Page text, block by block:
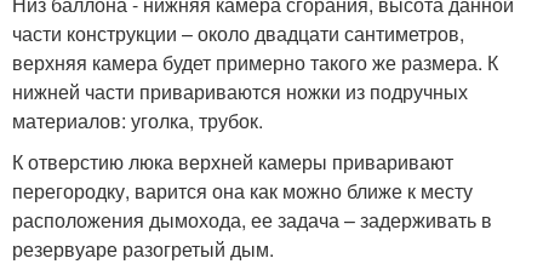
части конструкции – около двадцати сантиметров,
верхняя камера будет примерно такого же размера. К
нижней части привариваются ножки из подручных
материалов: уголка, трубок.
К отверстию люка верхней камеры приваривают
перегородку, варится она как можно ближе к месту
расположения дымохода, ее задача – задерживать в
резервуаре разогретый дым.